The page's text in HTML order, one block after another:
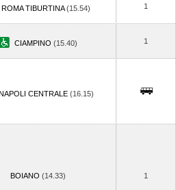
ROMA TIBURTINA(15.54) 1
CIAMPINO (15.40) 1
CENTRALE (16.15)
BOIANO (14.33) 1